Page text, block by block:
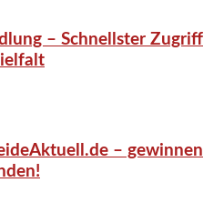
– Schnellster Zugriff
– gewinnen